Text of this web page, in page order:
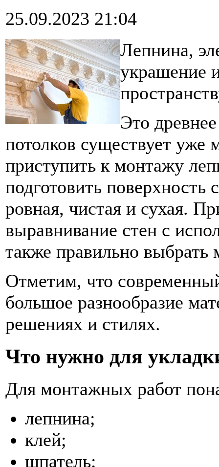
25.09.2023 21:04
Лепнина,
украшение
Это
потолков существует уже
приступить к монтажу
подготовить поверхность
ровная, чистая и сухая.
выравнивание стен с
также правильно выбрать
Отметим, что
большое разнообразие
решениях и стилях.
Что нужно для
Для монтажных работ
лепнина;
клей;
шпатель;